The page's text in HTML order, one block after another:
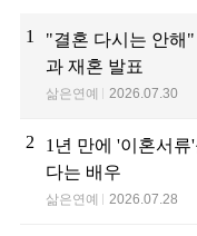
1
"결혼 다시는 안해
과 재혼 발표
삶은연예 2026.07.30
2
1년 만에 '이혼서
다는 배우
삶은연예 2026.07.28